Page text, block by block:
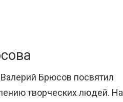
Брюсов посвятил
творческих людей. На